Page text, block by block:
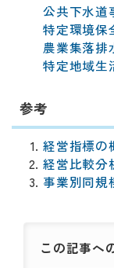
公共下水道
特定環境保
農業集落排
特定地域生
参考
経営指標の
経営比較分
事業別同規
この記事へ